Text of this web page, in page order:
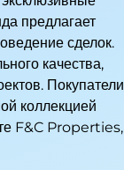
предлагает
сделок.
качества,
Покупатели
коллекцией
F&C Properties,